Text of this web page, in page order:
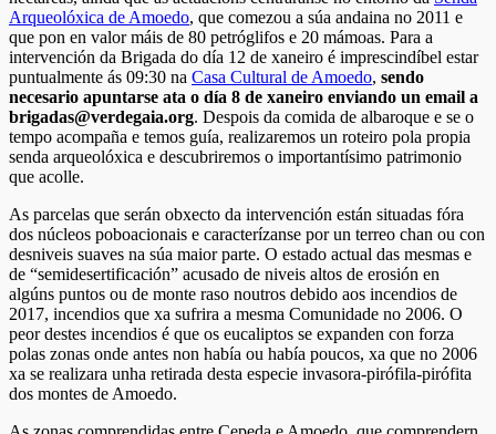
Arqueolóxica de Amoedo, que comezou a súa andaina no 2011 e
que pon en valor máis de 80 petróglifos e 20 mámoas. Para a
intervención da Brigada do día 12 de xaneiro é imprescindíbel estar
puntualmente ás 09:30 na Casa Cultural de Amoedo, sendo
necesario apuntarse ata o día 8 de xaneiro enviando un email a
brigadas@verdegaia.org. Despois da comida de albaroque e se o
tempo acompaña e temos guía, realizaremos un roteiro pola propia
senda arqueolóxica e descubriremos o importantísimo patrimonio
que acolle.
As parcelas que serán obxecto da intervención están situadas fóra
dos núcleos poboacionais e caracterízanse por un terreo chan ou con
desniveis suaves na súa maior parte. O estado actual das mesmas e
de “semidesertificación” acusado de niveis altos de erosión en
algúns puntos ou de monte raso noutros debido aos incendios de
2017, incendios que xa sufrira a mesma Comunidade no 2006. O
peor destes incendios é que os eucaliptos se expanden con forza
polas zonas onde antes non había ou había poucos, xa que no 2006
xa se realizara unha retirada desta especie invasora-pirófila-pirófita
dos montes de Amoedo.